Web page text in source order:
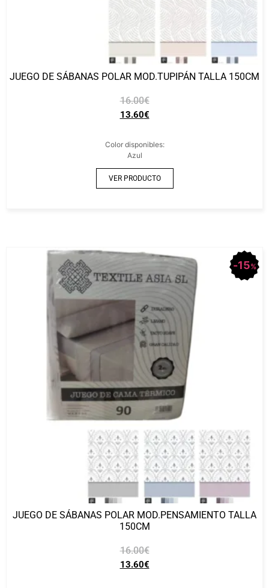
JUEGO DE SÁBANAS POLAR MOD.TUPIPÁN TALLA 150CM
16.00€
13.60€
Color disponibles:
Azul
VER PRODUCTO
15%
JUEGO DE SÁBANAS POLAR MOD.PENSAMIENTO TALLA
150CM
16.00€
13.60€